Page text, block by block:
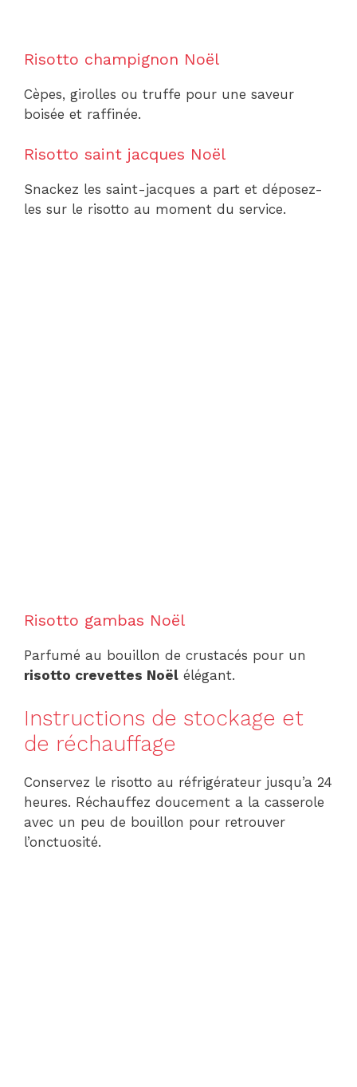
Risotto champignon Noël
Cèpes, girolles ou truffe pour une saveur
boisée et raffinée.
Risotto saint jacques Noël
Snackez les saint-jacques a part et déposez-
les sur le risotto au moment du service.
Risotto gambas Noël
Parfumé au bouillon de crustacés pour un
risotto crevettes Noël élégant.
Instructions de stockage et
de réchauffage
Conservez le risotto au réfrigérateur jusqu’a 24
heures. Réchauffez doucement a la casserole
avec un peu de bouillon pour retrouver
l’onctuosité.